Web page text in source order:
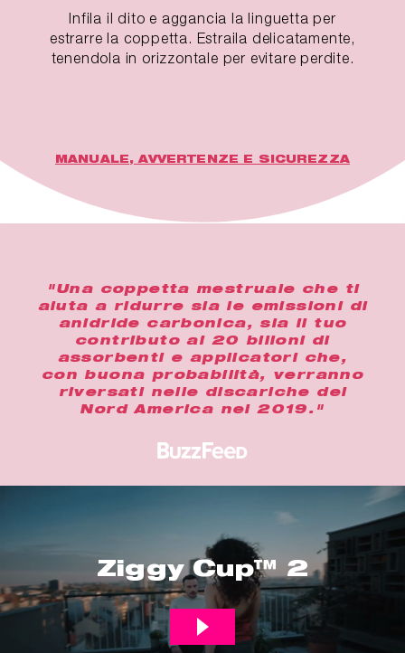
Infila il dito e aggancia la linguetta per
estrarre la coppetta. Estraila delicatamente,
tenendola in orizzontale per evitare perdite.
MANUALE, AVVERTENZE E SICUREZZA
"Una coppetta mestruale che ti
aiuta a ridurre sia le emissioni di
anidride carbonica, sia il tuo
contributo ai 20 bilioni di
assorbenti e applicatori che,
con buona probabilità, verranno
riversati nelle discariche del
Nord America nel 2019."
Ziggy Cup™ 2